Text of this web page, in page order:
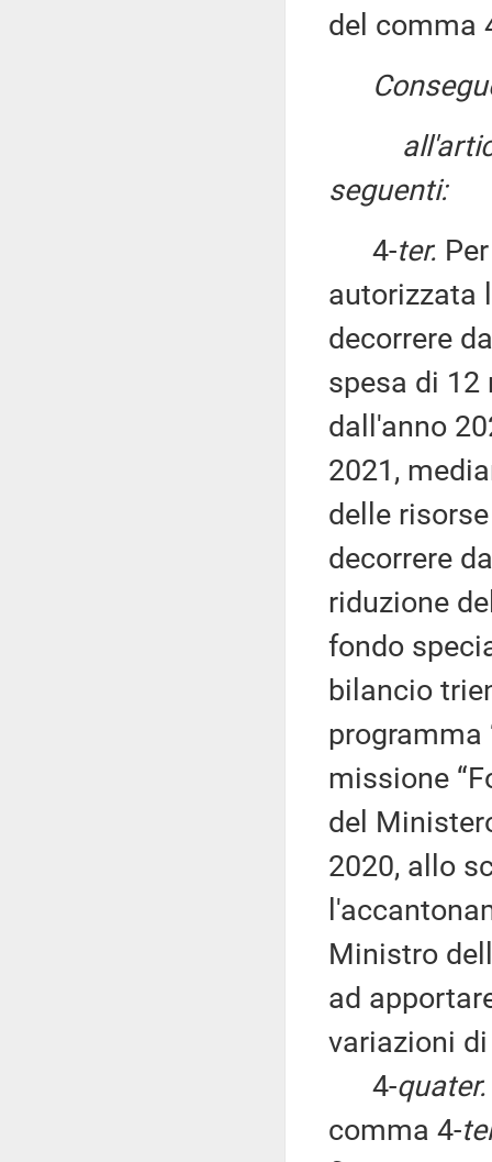
del comma
seguenti:
4-ter.
autorizzata
decorrere
spesa di 12
dall'anno
2021,
delle
decorrere
riduzione
fondo
bilancio
programma
missione
del
2020, allo
Ministro
ad
variazioni
4-quater.
comma 4-